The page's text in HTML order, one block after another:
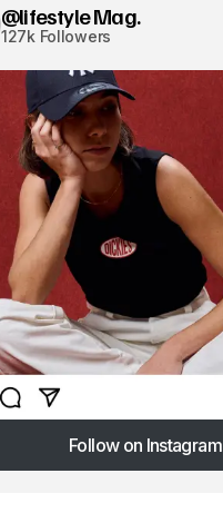
@lifestyle Mag.
127k Followers
Follow on Instagram
Follow on Instagram